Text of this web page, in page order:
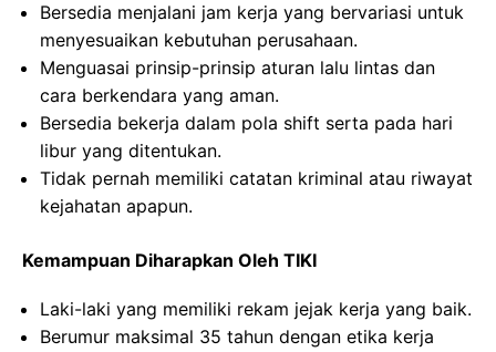
Bersedia menjalani jam kerja yang bervariasi untuk
menyesuaikan kebutuhan perusahaan.
Menguasai prinsip-prinsip aturan lalu lintas dan
cara berkendara yang aman.
Bersedia bekerja dalam pola shift serta pada hari
libur yang ditentukan.
Tidak pernah memiliki catatan kriminal atau riwayat
kejahatan apapun.
Kemampuan Diharapkan Oleh TIKI
Laki-laki yang memiliki rekam jejak kerja yang baik.
Berumur maksimal 35 tahun dengan etika kerja